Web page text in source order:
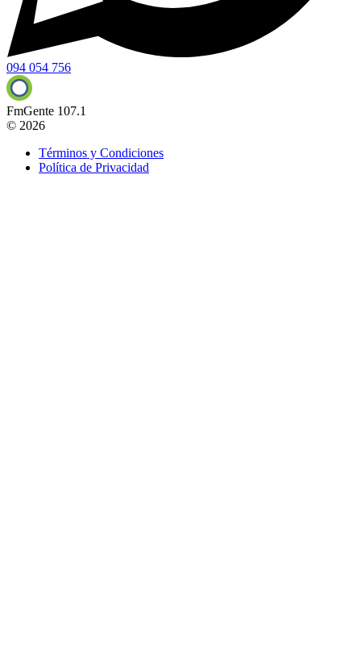
094 054 756
FmGente 107.1
© 2026
Términos y Condiciones
Política de Privacidad